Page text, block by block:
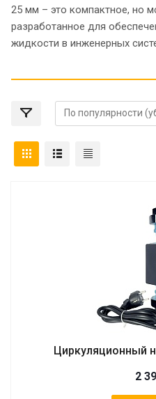
25 мм – это компактное, но
разработанное для
жидкости в инженерных
Циркуляционный
2